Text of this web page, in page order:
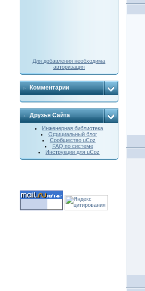
Для добавления необходима
авторизация
Комментарии
Друзья Сайта
Инженерная библиотека
Официальный блог
Сообщество uCoz
FAQ по системе
Инструкции для uCoz